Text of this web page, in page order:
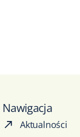
Nawigacja
Aktualności